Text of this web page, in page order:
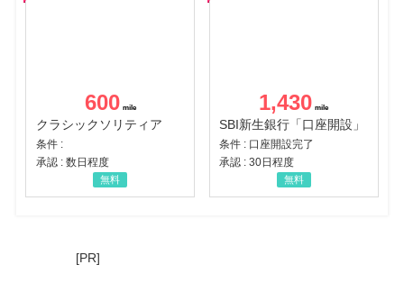
600
クラシックソリティア
条件 :
承認 : 数日程度
無料
1,430
SBI新生銀行「口座開設」
条件 : 口座開設完了
承認 : 30日程度
無料
[PR]